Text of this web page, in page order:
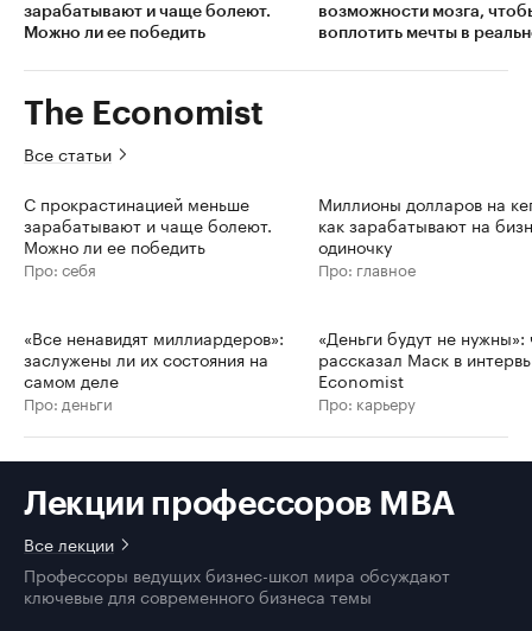
зарабатывают и чаще болеют.
Можно ли ее победить
возможности мозга,
воплотить мечты в
The Economist
Все статьи
С прокрастинацией меньше
зарабатывают и чаще болеют.
Можно ли ее победить
Про: себя
Миллионы долларов на
как зарабатывают на
одиночку
Про: главное
«Все ненавидят миллиардеров»:
заслужены ли их состояния на
самом деле
Про: деньги
«Деньги будут не нужны»:
рассказал Маск в
Economist
Про: карьеру
Лекции профессоров MBA
Все лекции
Профессоры ведущих бизнес-школ мира обсуждают
ключевые для современного бизнеса темы